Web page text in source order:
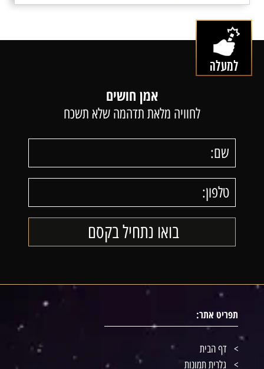
אמן חושים
לחוויה מלאת תדהמה שלא תשכח
תפריט אתר:
דף הבית
גלרית תמונות